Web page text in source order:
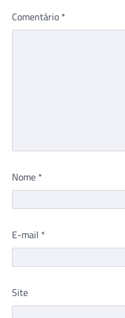
Comentário *
Nome *
E-mail *
Site